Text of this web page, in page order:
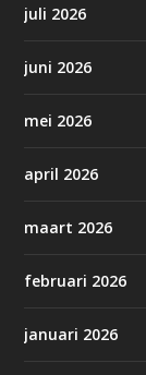
juli 2026
juni 2026
mei 2026
april 2026
maart 2026
februari 2026
januari 2026